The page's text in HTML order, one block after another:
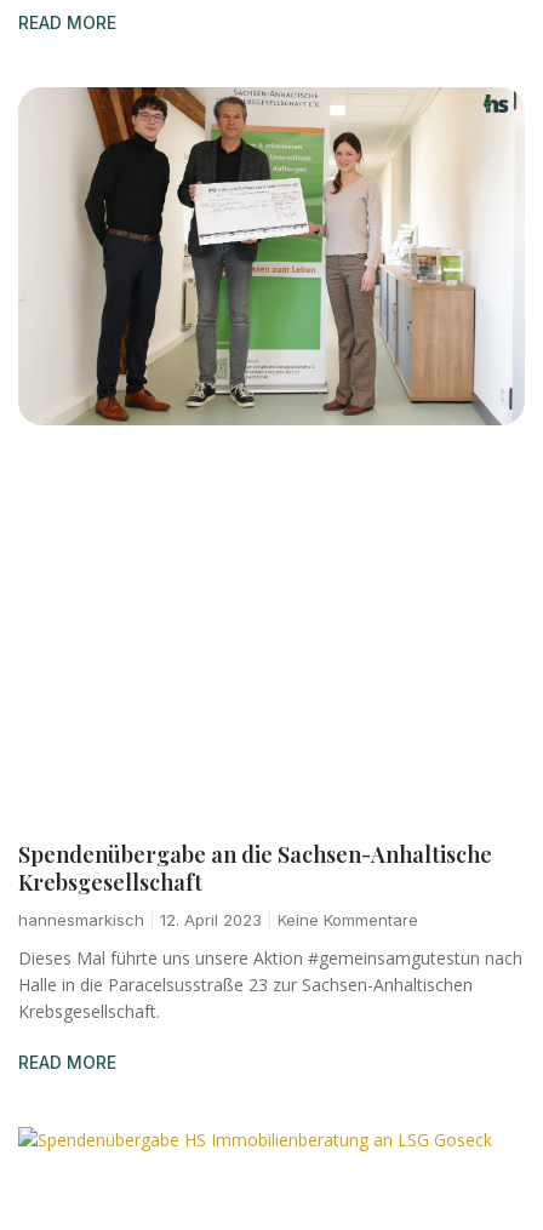
READ MORE
Spendenübergabe an die Sachsen-Anhaltische
Krebsgesellschaft
hannesmarkisch 12. April 2023 Keine Kommentare
Dieses Mal führte uns unsere Aktion #gemeinsamgutestun nach
Halle in die Paracelsusstraße 23 zur Sachsen-Anhaltischen
Krebsgesellschaft.
READ MORE